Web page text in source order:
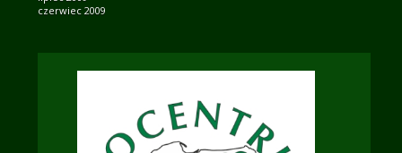
czerwiec 2009